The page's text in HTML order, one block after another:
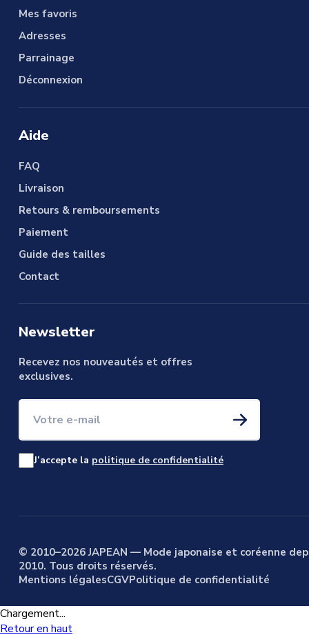
Mes favoris
Adresses
Parrainage
Déconnexion
Aide
FAQ
Livraison
Retours & remboursements
Paiement
Guide des tailles
Contact
Newsletter
Recevez nos nouveautés et offres
exclusives.
Votre e-mail
J’accepte la politique de confidentialité
© 2010–2026 JAPEAN — Mode japonaise et coréenne
2010. Tous droits réservés.
Mentions légalesCGVPolitique de confidentialité
Chargement...
Retour en haut